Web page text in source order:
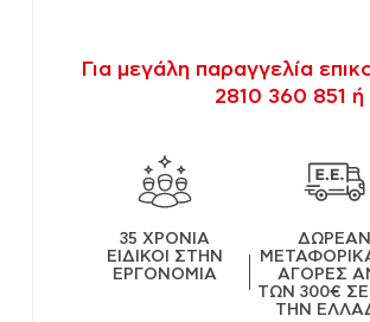
Για μεγάλη παραγγελία
2810 360 851
35 ΧΡΟΝΙΑ
ΕΙΔΙΚΟΙ ΣΤΗΝ
ΕΡΓΟΝΟΜΙΑ
ΔΩΡΕΑΝ
ΑΓΟΡΕΣ
ΤΩΝ 300€
ΤΗΝ